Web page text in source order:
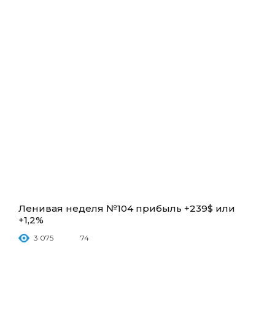
Ленивая неделя №104 прибыль +239$ или
+1,2%
3 075 74